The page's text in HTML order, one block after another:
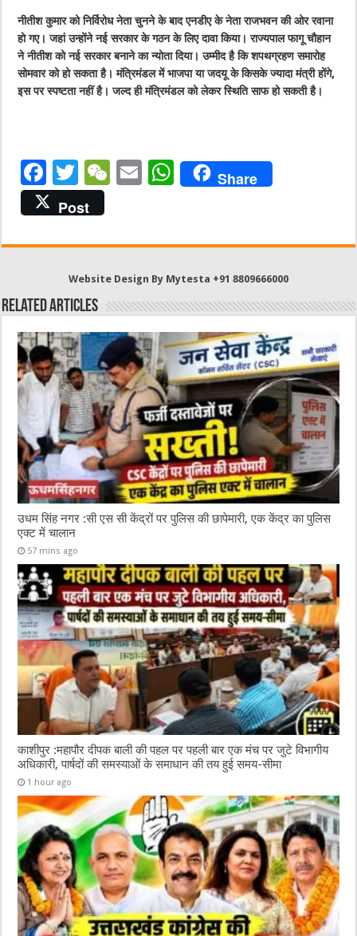
नीतीश कुमार को निर्विरोध नेता चुनने के बाद एनडीए के नेता राजभवन की ओर रवाना
हो गए। जहां उन्होंने नई सरकार के गठन के लिए दावा किया। राज्यपाल फागू चौहान
ने नीतीश को नई सरकार बनाने का न्योता दिया। उम्मीद है कि शपथग्रहण समारोह
सोमवार को हो सकता है। मंत्रिमंडल में भाजपा या जदयू के किसके ज्यादा मंत्री होंगे,
इस पर स्पष्टता नहीं है। जल्द ही मंत्रिमंडल को लेकर स्थिति साफ हो सकती है।
F
a
c
e
o
o
k
T
w
it
te
r
W
h
at
E
l
W
s
A
p
p
Share
Post
Website Design By Mytesta +91 8809666000
Related Articles
उधम सिंह नगर :सी एस सी केंद्रों पर पुलिस की छापेमारी, एक केंद्र का पुलिस
एक्ट में चालान
57 mins ago
काशीपुर :महापौर दीपक बाली की पहल पर पहली बार एक मंच पर जुटे विभागीय
अधिकारी, पार्षदों की समस्याओं के समाधान की तय हुई समय-सीमा
1 hour ago